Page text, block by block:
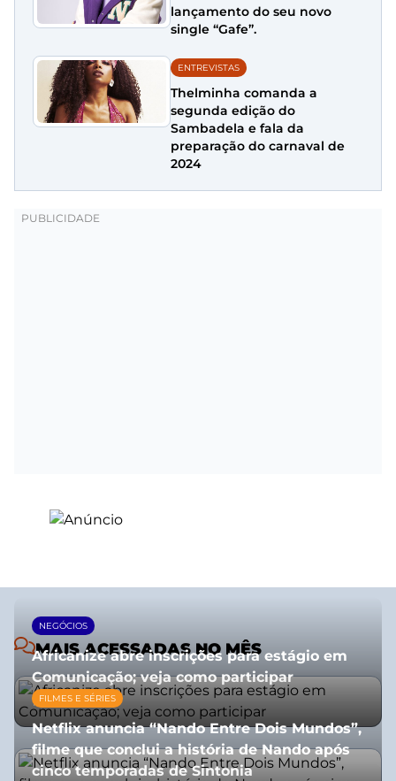
lançamento do seu novo
single “Gafe”.
ENTREVISTAS
Thelminha comanda a
segunda edição do
Sambadela e fala da
preparação do carnaval de
2024
MAIS ACESSADAS NO MÊS
NEGÓCIOS
Africanize abre inscrições para estágio em
Comunicação; veja como participar
13/01/2026
FILMES E SÉRIES
Netflix anuncia “Nando Entre Dois Mundos”,
filme que conclui a história de Nando após
cinco temporadas de Sintonia